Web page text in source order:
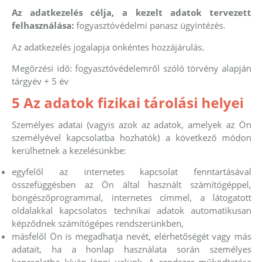
Az adatkezelés célja, a kezelt adatok tervezett
felhasználása: fogyasztóvédelmi panasz ügyintézés.
Az adatkezelés jogalapja önkéntes hozzájárulás.
Megőrzési idő:fogyasztóvédelemről szóló törvény alapján
tárgyév + 5 év
5 Az adatok fizikai tárolási helyei
Személyes adatai (vagyis azok az adatok, amelyek az Ön
személyével kapcsolatba hozhatók) a következő módon
kerülhetnek a kezelésünkbe:
egyfelől az internetes kapcsolat fenntartásával
összefüggésben az Ön által használt számítógéppel,
böngészőprogrammal, internetes címmel, a látogatott
oldalakkal kapcsolatos technikai adatok automatikusan
képződnek számítógépes rendszerünkben,
másfelől Ön is megadhatja nevét, elérhetőségét vagy más
adatait, ha a honlap használata során személyes